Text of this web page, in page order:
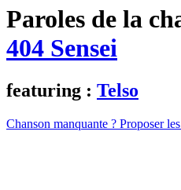
Paroles de la
404 Sensei
featuring : Telso
Chanson manquante ? Proposer